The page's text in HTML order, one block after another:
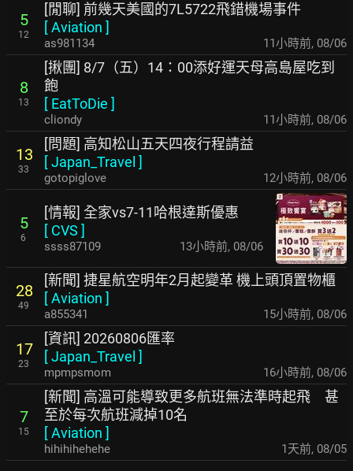
5
12
[閒聊] 前幾天美國的7L5722飛錯機場事件
[Aviation ]
as981134 11小時前, 08/06
8
13
[揪團] 8/7（五）14：00添好運天母高島屋吃到
飽
[ EatToDie ]
cliondy 11小時前, 08/06
13
33
[問題] 高知松山五天四夜行程請益
[Japan_Travel ]
gotopiglove 12小時前, 08/06
5
6
[情報] 全家vs7-11哈根達斯優惠
[ CVS ]
ssss87109 13小時前, 08/06
28
49
[新聞] 捷星航空明年2月起變革 機上頭頂置物櫃
[Aviation ]
a855341 15小時前, 08/06
17
23
[資訊] 20260806匯率
[Japan_Travel ]
mpmpsmom 16小時前, 08/06
7
15
[新聞] 高溫可能導致更多航班無法準時起飛 甚
至於每次航班減掉10名
[Aviation ]
hihihihehehe 1天前, 08/05